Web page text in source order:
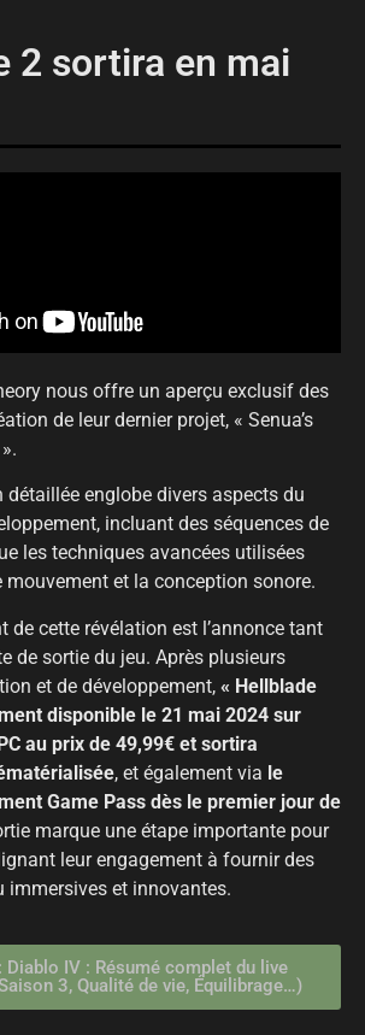
2 sortira en mai
nous offre un aperçu exclusif des
de leur dernier projet, « Senua’s
détaillée englobe divers aspects du
incluant des séquences de
les techniques avancées utilisées
mouvement et la conception sonore.
de cette révélation est l’annonce tant
de sortie du jeu. Après plusieurs
et de développement, « Hellblade
disponible le 21 mai 2024 sur
au prix de 49,99€ et sortira
, et également via le
Game Pass dès le premier jour de
marque une étape importante pour
leur engagement à fournir des
immersives et innovantes.
Diablo IV : Résumé complet du live
3, Qualité de vie, Équilibrage…)